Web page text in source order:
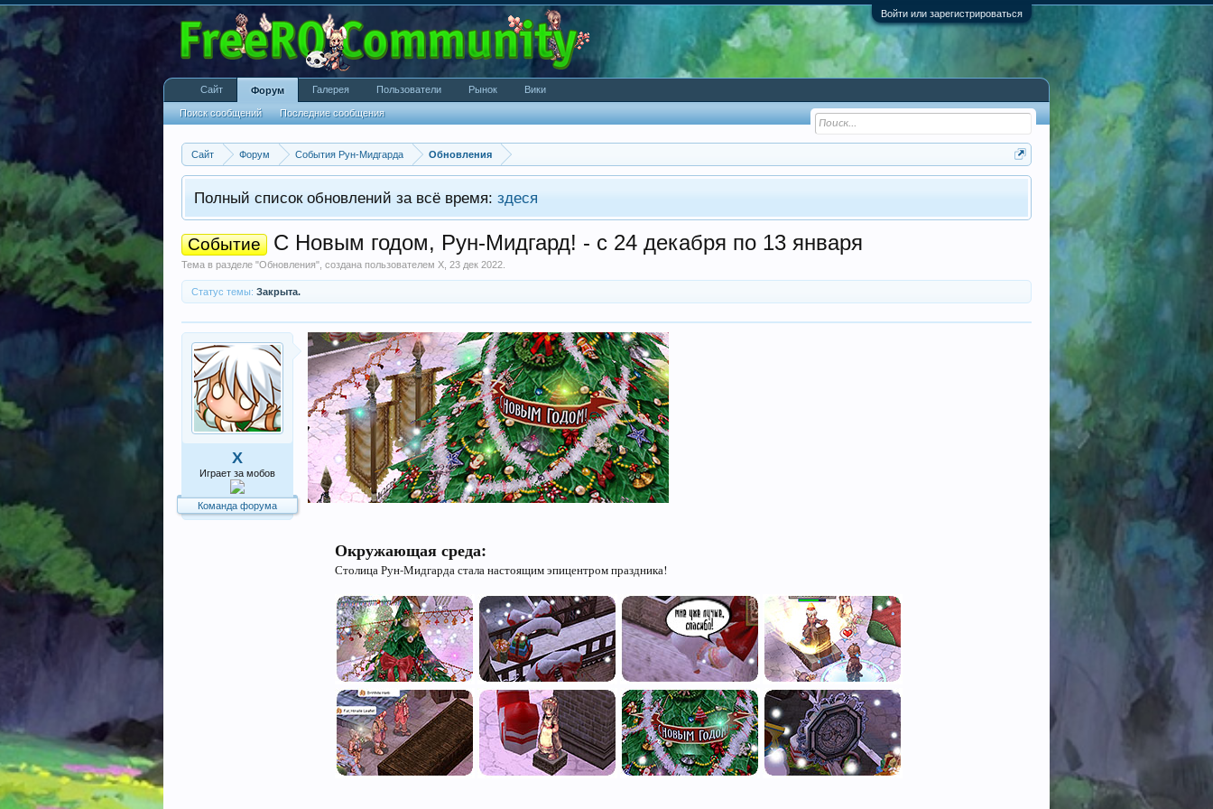
Войти или зарегистрироваться
Сайт Форум События Рун-Мидгарда Обновления
Полный список обновлений за всё время: здеся
Событие С Новым годом, Рун-Мидгард! - с 24 декабря по 13 января
Тема в разделе "Обновления", создана пользователем X 23 дек 2022
Статус темы: Закрыта.
X
Играет за мобов
Команда форума
Окружающая среда:
Столица Рун-Мидгарда стала настоящим эпицентром праздника!
Сайт Форум
Поиск сообщений Последние сообщения
Галерея Пользователи Рынок Вики